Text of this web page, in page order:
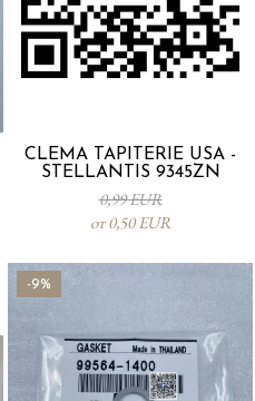
CLEMA TAPITERIE USA -
STELLANTIS 9345ZN
0,99 EUR
от 0,50 EUR
-9%